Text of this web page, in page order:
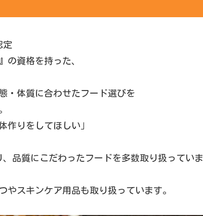
定
の資格を持った、
・体質に合わせたフード選びを
作りをしてほしい」
品質にこだわったフードを多数取り扱っていま
スキンケア用品も取り扱っています。